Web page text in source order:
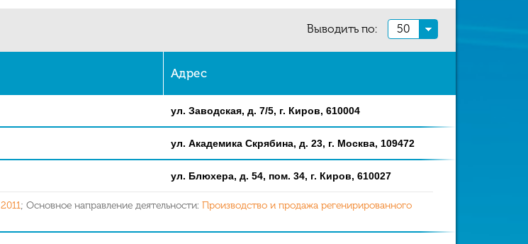
Выводить по: 50
Адрес
ул. Заводская, д. 7/5, г. Киров, 610004
ул. Академика Скрябина, д. 23, г. Москва, 109472
ул. Блюхера, д. 54, пом. 34, г. Киров, 610027
2011; Основное направление деятельности: Производство и продажа регенирированного